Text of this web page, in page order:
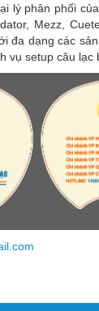
lý phân phối
Mezz,
đa dạng các
vụ setup câu lạc